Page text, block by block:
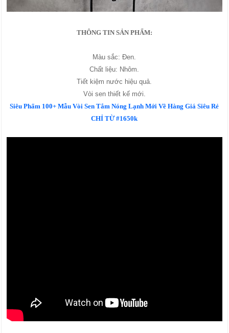
THÔNG TIN SẢN PHẨM:
Màu sắc: Đen.
Chất liệu: Nhôm.
Tiết kiệm nước hiệu quả.
Vòi sen thiết kế mới.
Siêu Phẩm 100+ Mẫu Vòi Sen Tắm Nóng Lạnh Mới Về Hàng Giá Siêu Rẻ
CHỈ TỪ #1650k